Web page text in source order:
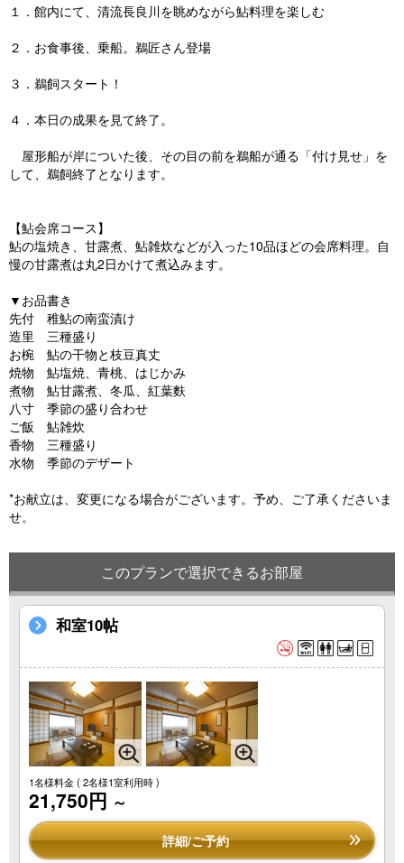
１．館内にて、清流長良川を眺めながら鮎料理を楽しむ
２．お食事後、乗船。鵜匠さん登場
３．鵜飼スタート！
４．本日の成果を見て終了。
屋形船が岸についた後、その目の前を鵜船が通る「付け見せ」を
して、鵜飼終了となります。
【鮎会席コース】
鮎の塩焼き、甘露煮、鮎雑炊などが入った10品ほどの会席料理。自
慢の甘露煮は丸2日かけて煮込みます。
▼お品書き
先付 稚鮎の南蛮漬け
造里 三種盛り
お椀 鮎の干物と枝豆真丈
焼物 鮎塩焼、青桃、はじかみ
煮物 鮎甘露煮、冬瓜、紅葉麩
八寸 季節の盛り合わせ
ご飯 鮎雑炊
香物 三種盛り
水物 季節のデザート
*お献立は、変更になる場合がございます。予め、ご了承くださいま
せ。
このプランで選択できるお部屋
和室10帖
1名様料金( 2名様1室利用時 )
21,750円 ～
詳細/ご予約